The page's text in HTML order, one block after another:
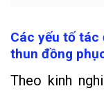
Các yếu tố
thun đồng
Theo kinh